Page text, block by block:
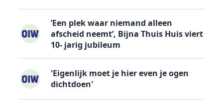
’Een plek waar niemand alleen
afscheid neemt’, Bijna Thuis Huis viert
10- jarig jubileum
'Eigenlijk moet je hier even je ogen
dichtdoen'